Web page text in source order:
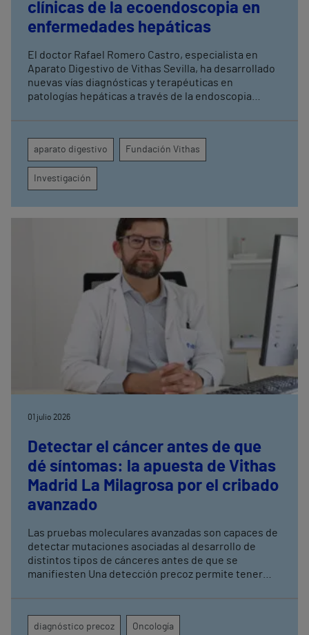
clínicas de la ecoendoscopia en
enfermedades hepáticas
El doctor Rafael Romero Castro, especialista en
Aparato Digestivo de Vithas Sevilla, ha desarrollado
nuevas vías diagnósticas y terapéuticas en
patologías hepáticas a través de la endoscopia
endohepatología, que reúne diversos
procedimientos endoscópicos avanzados aplicados
a los pacientes con enfermedades hepáticas
aparato digestivo Fundación Vithas
Investigación
01 julio 2026
Detectar el cáncer antes de que
dé síntomas: la apuesta de Vithas
Madrid La Milagrosa por el cribado
avanzado
Las pruebas moleculares avanzadas son capaces de
detectar mutaciones asociadas al desarrollo de
distintos tipos de cánceres antes de que se
manifiesten Una detección precoz permite tener
agresivos
diagnóstico precoz Oncología